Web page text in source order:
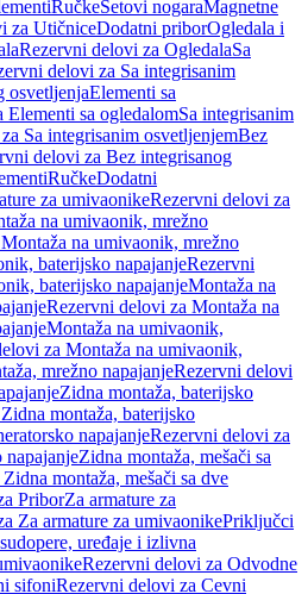
RučkeSetovi nogaraMagnetne
za UtičniceDodatni priborOgledala i
Rezervni delovi za OgledalaSa
delovi za Sa integrisanim
osvetljenjaElementi sa
Elementi sa ogledalomSa integrisanim
Sa integrisanim osvetljenjemBez
delovi za Bez integrisanog
RučkeDodatni
za umivaonikeRezervni delovi za
na umivaonik, mrežno
na umivaonik, mrežno
baterijsko napajanjeRezervni
baterijsko napajanjeMontaža na
Rezervni delovi za Montaža na
Montaža na umivaonik,
za Montaža na umivaonik,
mrežno napajanjeRezervni delovi
Zidna montaža, baterijsko
montaža, baterijsko
napajanjeRezervni delovi za
napajanjeZidna montaža, mešači sa
montaža, mešači sa dve
PriborZa armature za
Za armature za umivaonikePriključci
uređaje i izlivna
Rezervni delovi za Odvodne
sifoniRezervni delovi za Cevni